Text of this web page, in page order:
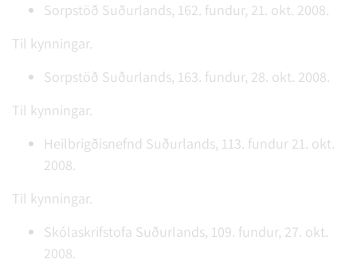
Sorpstöð Suðurlands, 162. fundur, 21. okt. 2008.
Til kynningar.
Sorpstöð Suðurlands, 163. fundur, 28. okt. 2008.
Til kynningar.
Heilbrigðisnefnd Suðurlands, 113. fundur 21. okt.
2008.
Til kynningar.
Skólaskrifstofa Suðurlands, 109. fundur, 27. okt.
2008.